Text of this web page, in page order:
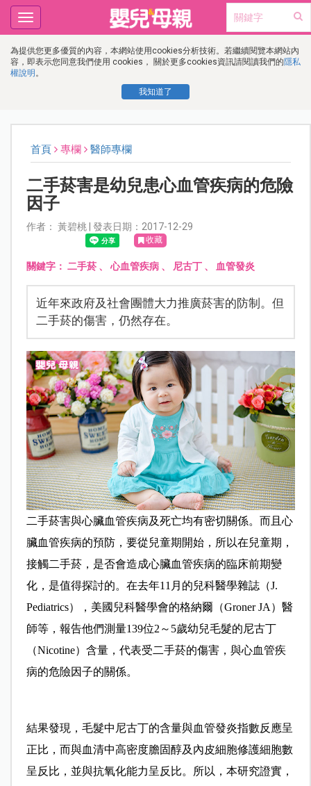
為提供您更多優質的內容，本網站使用cookies分析技術。若繼續閱覽本網站內
容，即表示您同意我們使用 cookies， 關於更多cookies資訊請閱讀我們的隱私
權說明 。
我知道了
Toggle
navigation
首頁 專欄 醫師專欄
二手菸害是幼兒患心血管疾病的危險
因子
作者： 黃碧桃 | 發表日期：2017-12-29
收藏
關鍵字： 二手菸、 心血管疾病、 尼古丁、 血管發炎
近年來政府及社會團體大力推廣菸害的防制。但
二手菸的傷害，仍然存在。
二手菸害與心臟血管疾病及死亡均有密切關係。而且心
臟血管疾病的預防，要從兒童期開始，所以在兒童期，
接觸二手菸，是否會造成心臟血管疾病的臨床前期變
化，是值得探討的。在去年11月的兒科醫學雜誌（J.
Pediatrics），美國兒科醫學會的格納爾（Groner JA）醫
師等，報告他們測量139位2～5歲幼兒毛髮的尼古丁
（Nicotine）含量，代表受二手菸的傷害，與心血管疾
病的危險因子的關係。
結果發現，毛髮中尼古丁的含量與血管發炎指數反應呈
正比，而與血清中高密度膽固醇及內皮細胞修護細胞數
呈反比，並與抗氧化能力呈反比。所以，本研究證實，